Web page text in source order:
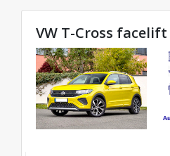
VW T-Cross facelift